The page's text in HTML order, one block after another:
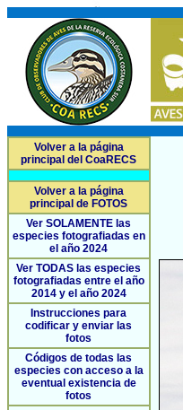
Volver a la página
principal del CoaRECS
Volver a la página
principal de FOTOS
Ver SOLAMENTE las
especies fotografiadas en
el año 2024
Ver TODAS las especies
fotografiadas entre el año
2014 y el año 2024
Instrucciones para
codificar y enviar las
fotos
Códigos de todas las
especies con acceso a la
eventual existencia de
fotos